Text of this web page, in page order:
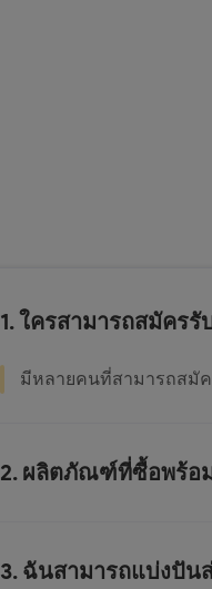
1. ใครสามารถสมัคร
มีหลายคนที่สามารถสมัค
2. ผลิตภัณฑ์ที่ซื้อพร้อ
3. ฉันสามารถแบ่งปัน